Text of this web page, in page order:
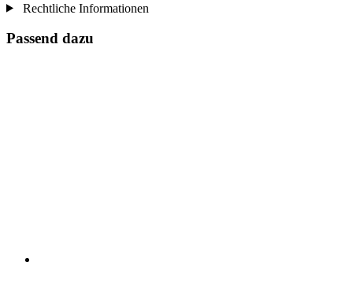
Rechtliche Informationen
Passend dazu